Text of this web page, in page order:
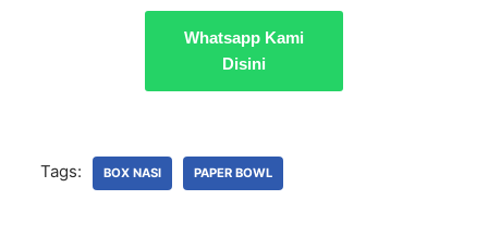
Whatsapp Kami
Disini
Tags: BOX NASI PAPER BOWL